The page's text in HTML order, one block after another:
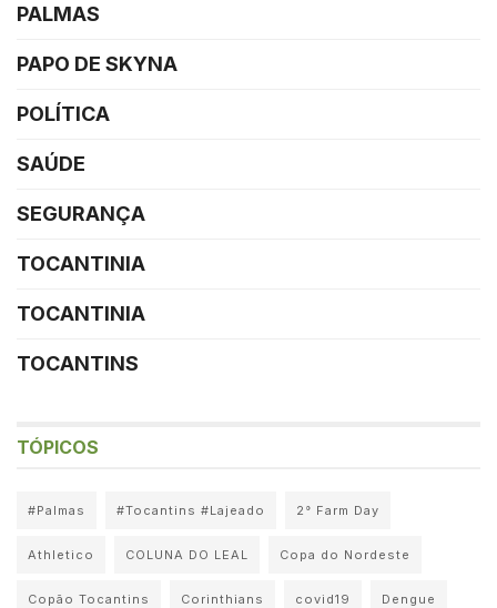
PALMAS
PAPO DE SKYNA
POLÍTICA
SAÚDE
SEGURANÇA
TOCANTINIA
TOCANTINIA
TOCANTINS
TÓPICOS
#Palmas #Tocantins #Lajeado 2° Farm Day
Athletico COLUNA DO LEAL Copa do Nordeste
Copão Tocantins Corinthians covid19 Dengue